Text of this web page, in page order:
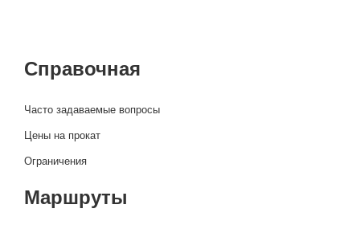
Справочная
Часто задаваемые вопросы
Цены на прокат
Ограничения
Маршруты